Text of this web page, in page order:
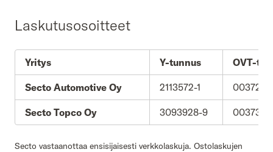
Laskutusosoitteet
Yritys Y-tunnus OVT-
Secto Automotive Oy 2113572-1
Secto Topco Oy 3093928-9
Secto vastaanottaa ensisijaisesti verkkolaskuja. Ostolaskujen